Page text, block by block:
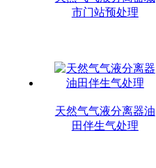
市门站预处理
天然气气液分离器油
田伴生气处理